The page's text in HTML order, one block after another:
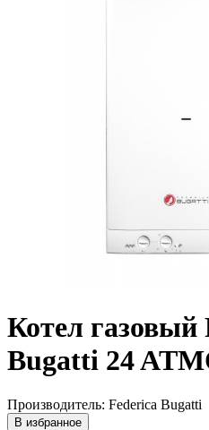
Котел газовый
Bugatti 24
Производитель: Federica Bugatti
В избранное